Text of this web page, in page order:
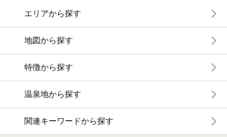
エリアから探す
地図から探す
特徴から探す
温泉地から探す
関連キーワードから探す